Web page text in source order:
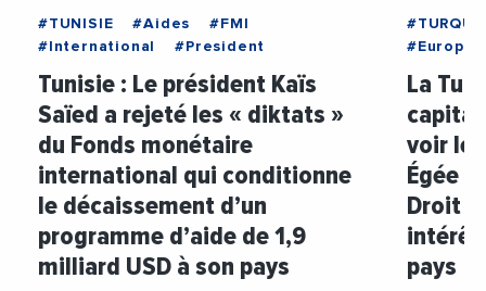
#TUNISIE #Aides
#FMI
#International
#President
Tunisie : Le président Kaïs
Saïed a rejeté les « diktats »
du Fonds monétaire
international qui conditionne
le décaissement d’un
programme d’aide de 1,9
milliard USD à son pays
#Europe
La
voir
Égée
Droit
pays